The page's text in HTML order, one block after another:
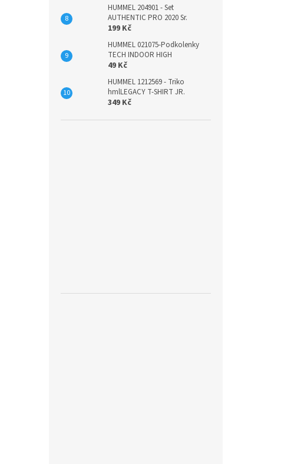
HUMMEL 204901 - Set
AUTHENTIC PRO 2020 Sr.
199 Kč
HUMMEL 021075-Podkolenky
TECH INDOOR HIGH
49 Kč
HUMMEL 1212569 - Triko
hmlLEGACY T-SHIRT JR.
349 Kč